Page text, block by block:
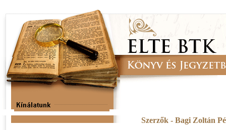
Szerzők - Bagi Zoltán